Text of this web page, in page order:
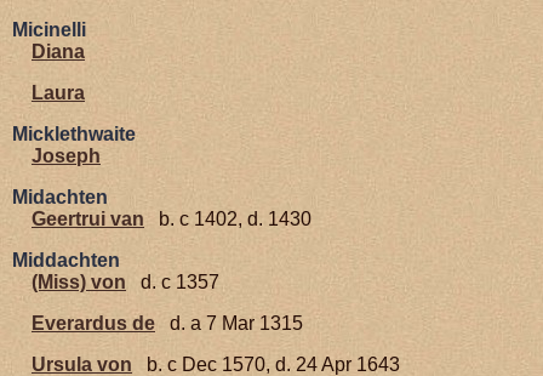
Micinelli
Diana
Laura
Micklethwaite
Joseph
Midachten
Geertrui van
b. c 1402, d. 1430
Middachten
(Miss) von
d. c 1357
Everardus de
d. a 7 Mar 1315
Ursula von
b. c Dec 1570, d. 24 Apr 1643